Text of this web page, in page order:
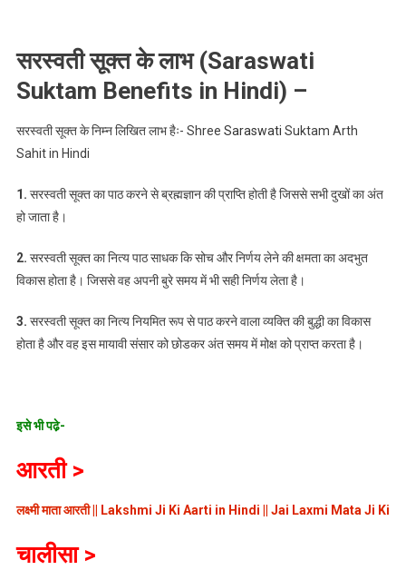
सरस्वती सूक्त के लाभ (Saraswati
Suktam Benefits in Hindi) –
सरस्वतीसूक्त के निम्न लिखित लाभ हैः- Shree Saraswati Suktam Arth
Sahit in Hindi
1. सरस्वतीसूक्त का पाठ करने से ब्रह्मज्ञान की प्राप्ति होती है जिससे सभी दुखों का अंत
हो जाता है।
2. सरस्वतीसूक्त का नित्य पाठ साधक कि सोच और निर्णय लेने की क्षमता का अदभुत
विकास होता है। जिससे वह अपनी बुरे समय में भी सही निर्णय लेता है।
3. सरस्वतीसूक्त का नित्य नियमित रूप से पाठ करने वाला व्यक्ति की बुद्धी का विकास
होता है और वह इस मायावी संसार को छोडकर अंत समय में मोक्ष को प्राप्त करता है।
इसे भी पढे़-
आरती >
लक्ष्मी माता आरती || Lakshmi Ji Ki Aarti in Hindi || Jai Laxmi Mata Ji Ki
चालीसा >